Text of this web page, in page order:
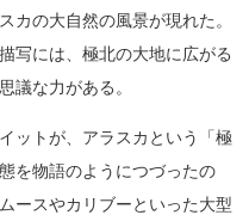
カの大自然の風景が現れた。
写には、極北の大地に広がる
議な力がある。
ットが、アラスカという「極
を物語のようにつづったの
ースやカリブーといった大型